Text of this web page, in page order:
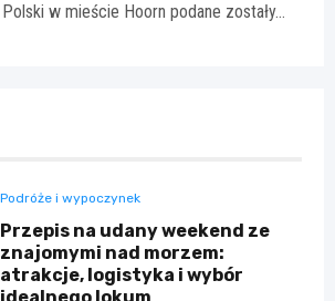
w mieście Hoorn podane zostały…
Podróże i wypoczynek
Przepis na udany weekend ze
znajomymi nad morzem:
atrakcje, logistyka i wybór